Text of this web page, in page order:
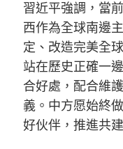
習近平強調，當
西作為全球南邊
定、改造完美全
站在歷史正確一
合好處，配合維
義。中方愿始終
好伙伴，推進共